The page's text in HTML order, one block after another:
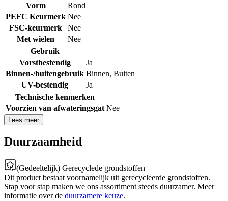
Vorm
Rond
PEFC Keurmerk Nee
FSC-keurmerk
Nee
Met wielen
Nee
Gebruik
Vorstbestendig
Ja
Binnen-/buitengebruik Binnen, Buiten
UV-bestendig
Ja
Technische kenmerken
Voorzien van afwateringsgat Nee
Lees meer
Duurzaamheid
(Gedeeltelijk) Gerecyclede grondstoffen
Dit product bestaat voornamelijk uit gerecycleerde grondstoffen.
Stap voor stap maken we ons assortiment steeds duurzamer. Meer
informatie over de duurzamere keuze.